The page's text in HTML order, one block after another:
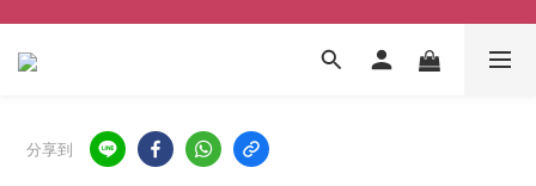
分享到